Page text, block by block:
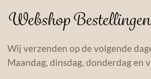
Webshop Bestellingen
Wij verzenden op de volgende
Maandag, dinsdag, donderdag en